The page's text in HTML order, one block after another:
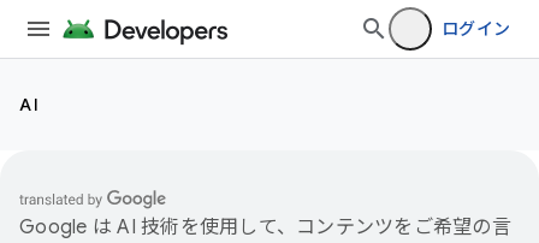
ログイン
AI
Google は AI 技術を使用して、コンテンツをご希望の言